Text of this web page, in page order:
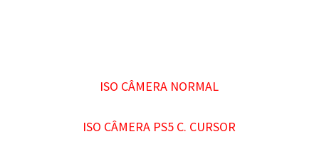
ISO CÂMERA NORMAL
ISO CÂMERA PS5 C. CURSOR